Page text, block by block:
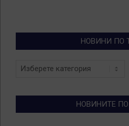
НОВИНИ ПО
Новини
НОВИНИТЕ